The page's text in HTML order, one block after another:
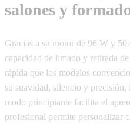
salones y
Gracias a su motor de 96 W y
capacidad de limado y retirada
rápida que los modelos
su suavidad, silencio y
modo principiante facilita el
profesional permite personalizar